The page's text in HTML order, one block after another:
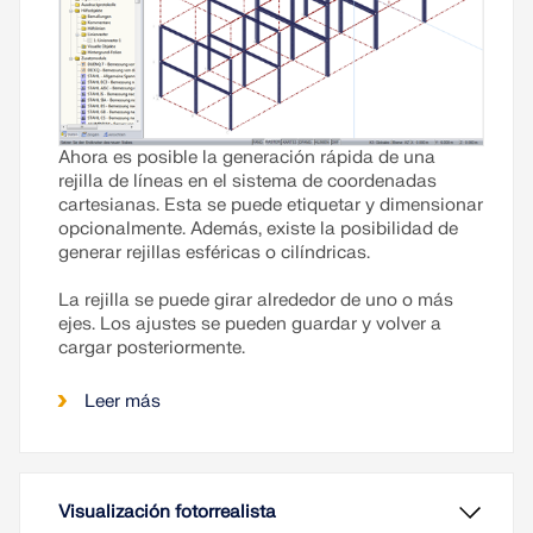
Ahora es posible la generación rápida de una
rejilla de líneas en el sistema de coordenadas
cartesianas. Esta se puede etiquetar y dimensionar
opcionalmente. Además, existe la posibilidad de
generar rejillas esféricas o cilíndricas.
La rejilla se puede girar alrededor de uno o más
ejes. Los ajustes se pueden guardar y volver a
cargar posteriormente.
Leer más
Visualización fotorrealista